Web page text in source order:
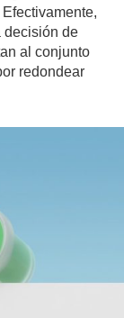
decisión de
al conjunto
redondear